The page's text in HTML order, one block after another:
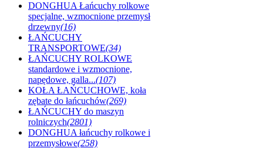
DONGHUA Łańcuchy rolkowe
specjalne, wzmocnione przemysł
drzewny(16)
ŁAŃCUCHY
TRANSPORTOWE(34)
ŁAŃCUCHY ROLKOWE
standardowe i wzmocnione,
napędowe, galla...(107)
KOŁA ŁAŃCUCHOWE, koła
zębate do łańcuchów(269)
ŁAŃCUCHY do maszyn
rolniczych(2801)
DONGHUA łańcuchy rolkowe i
przemysłowe(258)